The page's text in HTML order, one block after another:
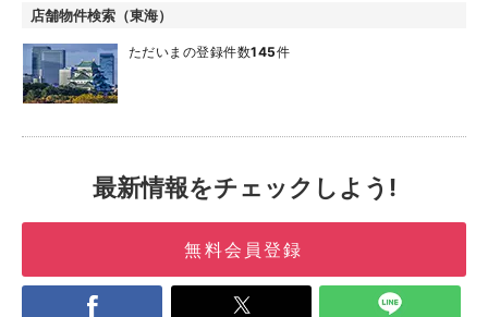
店舗物件検索（東海）
ただいまの登録件数145件
最新情報をチェックしよう!
無料会員登録